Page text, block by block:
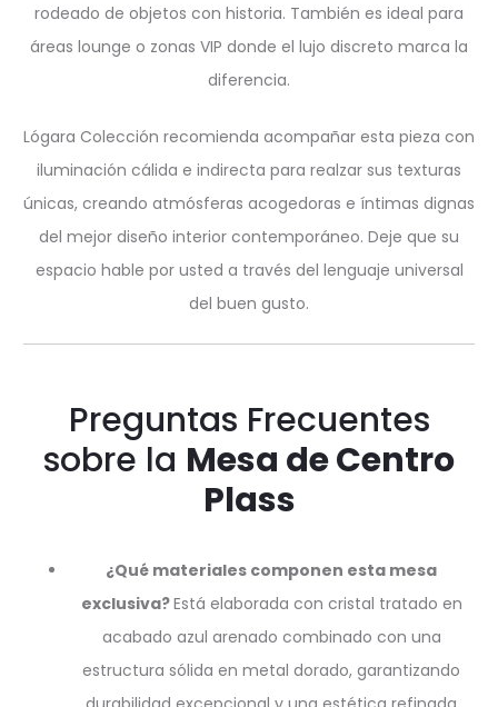
rodeado de objetos con historia. También es ideal para
áreas lounge o zonas VIP donde el lujo discreto marca la
diferencia.
Lógara Colección recomienda acompañar esta pieza con
iluminación cálida e indirecta para realzar sus texturas
únicas, creando atmósferas acogedoras e íntimas dignas
del mejor diseño interior contemporáneo. Deje que su
espacio hable por usted a través del lenguaje universal
del buen gusto.
Preguntas Frecuentes
sobre la Mesa de Centro
Plass
¿Qué materiales componen esta mesa
exclusiva?Está elaborada con cristal tratado en
acabado azul arenado combinado con una
estructura sólida en metal dorado, garantizando